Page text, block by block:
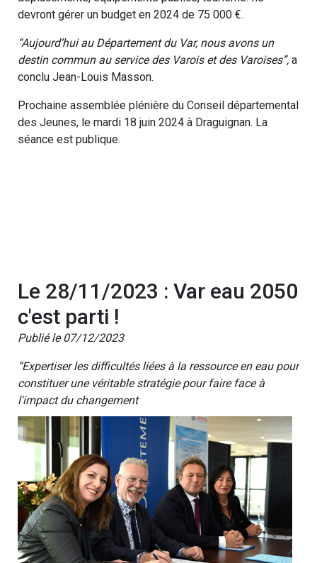
devront gérer un budget en 2024 de 75 000 €.
“Aujourd’hui au Département du Var, nous avons un
destin commun au service des Varois et des Varoises”, a
conclu Jean-Louis Masson.
Prochaine assemblée plénière du Conseil départemental
des Jeunes, le mardi 18 juin 2024 à Draguignan. La
séance est publique.
Le 28/11/2023 : Var eau 2050
c'est parti !
Publié le 07/12/2023
“Expertiser les difficultés liées à la ressource en eau pour
constituer une véritable stratégie pour faire face à
l'impact du changement